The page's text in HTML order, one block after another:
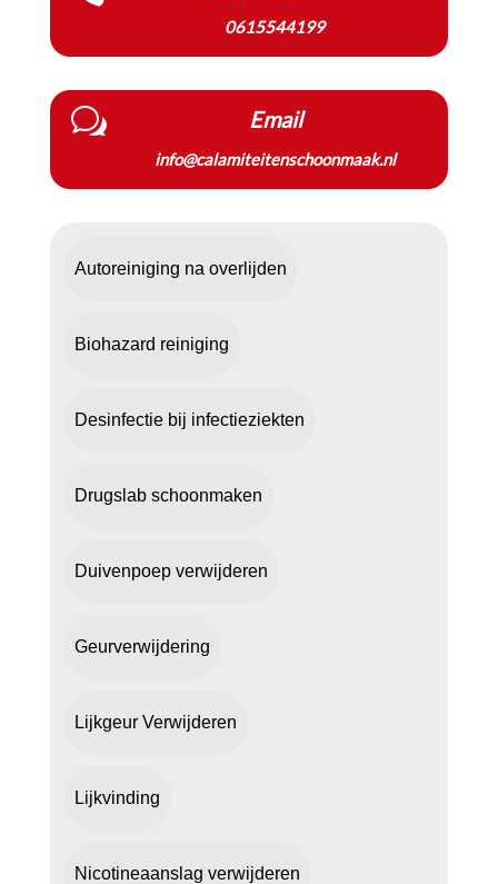
0615544199
w Email
info@calamiteitenschoonmaak.nl
Autoreiniging na overlijden
Biohazard reiniging
Desinfectie bij infectieziekten
Drugslab schoonmaken
Duivenpoep verwijderen
Geurverwijdering
Lijkgeur Verwijderen
Lijkvinding
Nicotineaanslag verwijderen